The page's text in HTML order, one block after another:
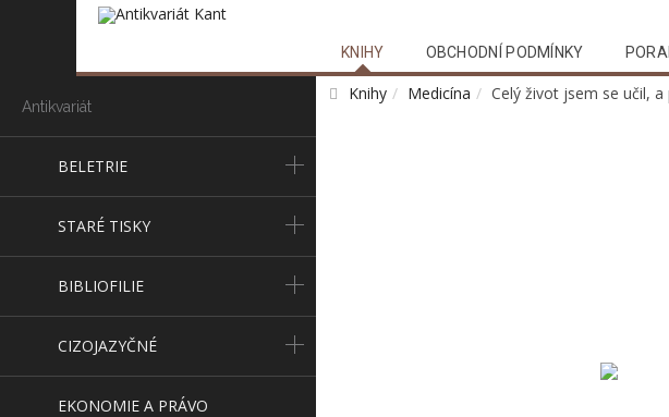
KNIHY OBCHODNÍ PODMÍNKY
Antikvariát
BELETRIE
STARÉ TISKY
BIBLIOFILIE
CIZOJAZYČNÉ
EKONOMIE A PRÁVO
Knihy Medicína Celý život jsem se učil,